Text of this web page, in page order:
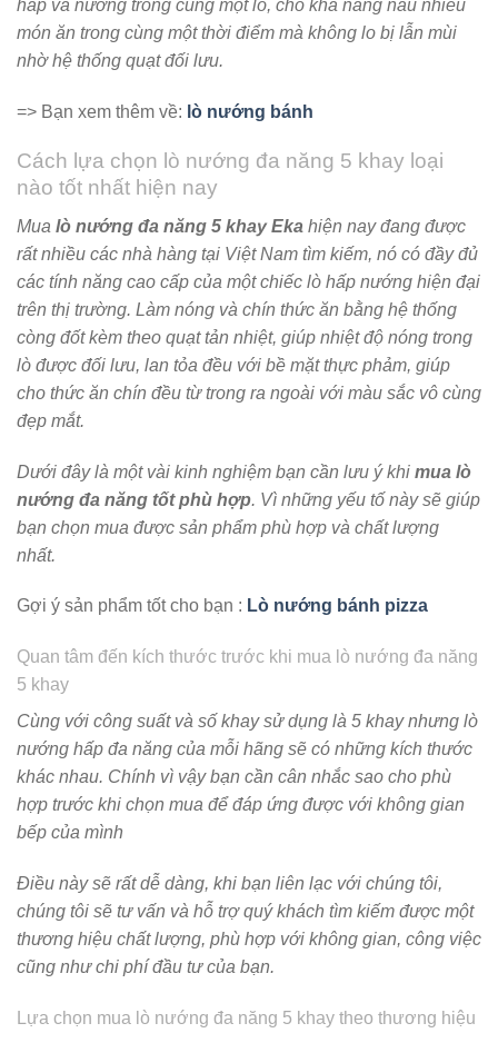
hấp và nướng trong cùng một lò, cho khả năng nấu nhiều
món ăn trong cùng một thời điểm mà không lo bị lẫn mùi
nhờ hệ thống quạt đối lưu.
=> Bạn xem thêm về: lò nướng bánh
Cách lựa chọn lò nướng đa năng 5 khay loại
nào tốt nhất hiện nay
Mua lò nướng đa năng 5 khay Eka hiện nay đang được
rất nhiều các nhà hàng tại Việt Nam tìm kiếm, nó có đầy đủ
các tính năng cao cấp của một chiếc lò hấp nướng hiện đại
trên thị trường. Làm nóng và chín thức ăn bằng hệ thống
còng đốt kèm theo quạt tản nhiệt, giúp nhiệt độ nóng trong
lò được đối lưu, lan tỏa đều với bề mặt thực phảm, giúp
cho thức ăn chín đều từ trong ra ngoài với màu sắc vô cùng
đẹp mắt.
Dưới đây là một vài kinh nghiệm bạn cần lưu ý khi mua lò
nướng đa năng tốt phù hợp. Vì những yếu tố này sẽ giúp
bạn chọn mua được sản phẩm phù hợp và chất lượng
nhất.
Gợi ý sản phẩm tốt cho bạn : Lò nướng bánh pizza
Quan tâm đến kích thước trước khi mua lò nướng đa năng
5 khay
Cùng với công suất và số khay sử dụng là 5 khay nhưng lò
nướng hấp đa năng của mỗi hãng sẽ có những kích thước
khác nhau. Chính vì vậy bạn cần cân nhắc sao cho phù
hợp trước khi chọn mua để đáp ứng được với không gian
bếp của mình
Điều này sẽ rất dễ dàng, khi bạn liên lạc với chúng tôi,
chúng tôi sẽ tư vấn và hỗ trợ quý khách tìm kiếm được một
thương hiệu chất lượng, phù hợp với không gian, công việc
cũng như chi phí đầu tư của bạn.
Lựa chọn mua lò nướng đa năng 5 khay theo thương hiệu